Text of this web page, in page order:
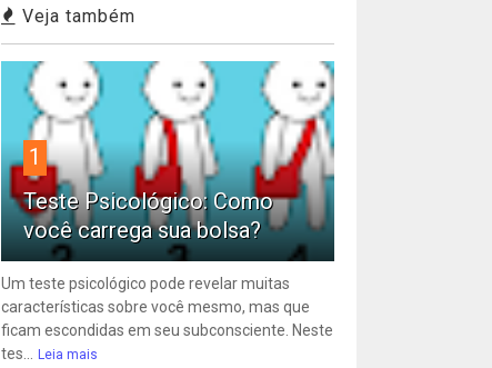
Veja também
1
Teste Psicológico: Como
você carrega sua bolsa?
Um teste psicológico pode revelar muitas
características sobre você mesmo, mas que
ficam escondidas em seu subconsciente. Neste
tes...
Leia mais